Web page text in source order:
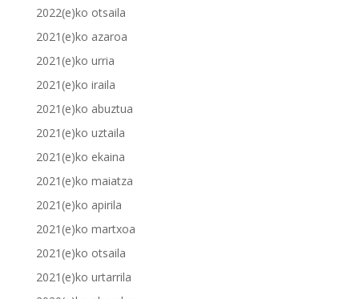
2022(e)ko otsaila
2021(e)ko azaroa
2021(e)ko urria
2021(e)ko iraila
2021(e)ko abuztua
2021(e)ko uztaila
2021(e)ko ekaina
2021(e)ko maiatza
2021(e)ko apirila
2021(e)ko martxoa
2021(e)ko otsaila
2021(e)ko urtarrila